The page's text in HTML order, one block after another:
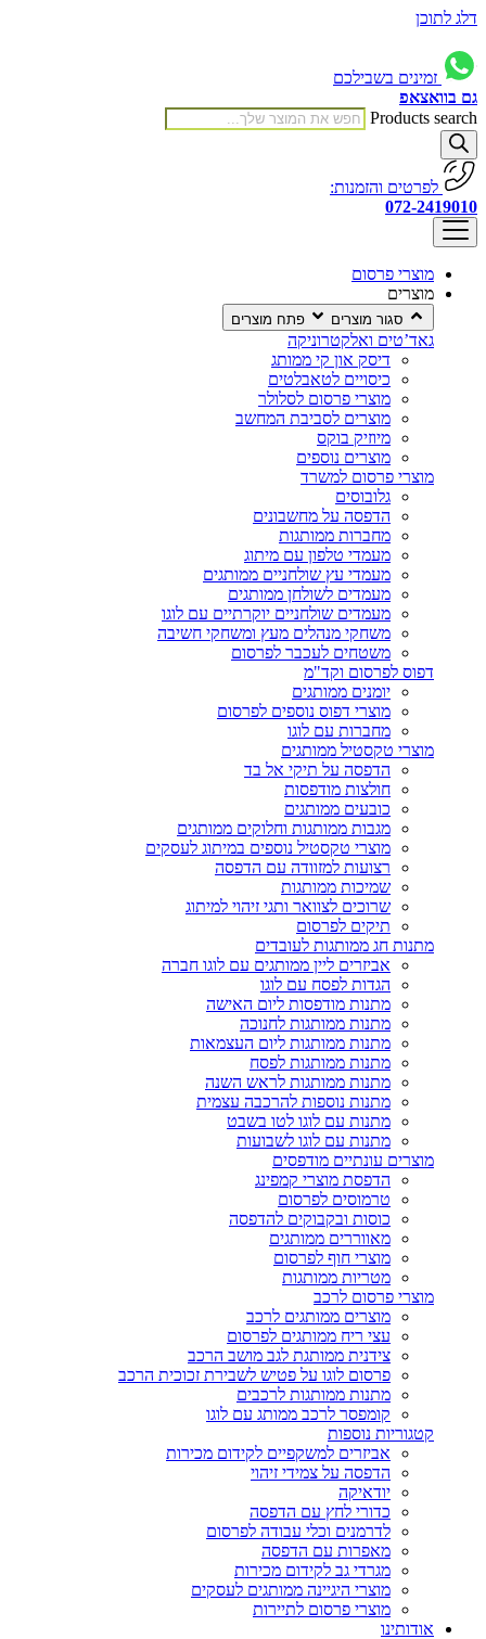
דלג לתוכן
זמינים בשבילכם
גם בוואצאפ
Products search
לפרטים והזמנות:
072-2419010
מוצרי פרסום
מוצרים
סגור מוצרים פתח מוצרים
גאד’טים ואלקטרוניקה
דיסק און קי ממותג
כיסויים לטאבלטים
מוצרי פרסום לסלולר
מוצרים לסביבת המחשב
מיוזיק בוקס
מוצרים נוספים
מוצרי פרסום למשרד
גלובוסים
הדפסה על מחשבונים
מחברות ממותגות
מעמדי טלפון עם מיתוג
מעמדי עץ שולחניים ממותגים
מעמדים לשולחן ממותגים
מעמדים שולחניים יוקרתיים עם לוגו
משחקי מנהלים מעץ ומשחקי חשיבה
משטחים לעכבר לפרסום
דפוס לפרסום וקד"מ
יומנים ממותגים
מוצרי דפוס נוספים לפרסום
מחברות עם לוגו
מוצרי טקסטיל ממותגים
הדפסה על תיקי אל בד
חולצות מודפסות
כובעים ממותגים
מגבות ממותגות וחלוקים ממותגים
מוצרי טקסטיל נוספים במיתוג לעסקים
רצועות למזוודה עם הדפסה
שמיכות ממותגות
שרוכים לצוואר ותגי זיהוי למיתוג
תיקים לפרסום
מתנות חג ממותגות לעובדים
אביזרים ליין ממותגים עם לוגו חברה
הגדות לפסח עם לוגו
מתנות מודפסות ליום האישה
מתנות ממותגות לחנוכה
מתנות ממותגות ליום העצמאות
מתנות ממותגות לפסח
מתנות ממותגות לראש השנה
מתנות נוספות להרכבה עצמית
מתנות עם לוגו לטו בשבט
מתנות עם לוגו לשבועות
מוצרים עונתיים מודפסים
הדפסת מוצרי קמפינג
טרמוסים לפרסום
כוסות ובקבוקים להדפסה
מאווררים ממותגים
מוצרי חוף לפרסום
מטריות ממותגות
מוצרי פרסום לרכב
מוצרים ממותגים לרכב
עצי ריח ממותגים לפרסום
צידנית ממותגת לגב מושב הרכב
פרסום לוגו על פטיש לשבירת זכוכית הרכב
מתנות ממותגות לרכבים
קומפסר לרכב ממותג עם לוגו
קטגוריות נוספות
אביזרים למשקפיים לקידום מכירות
הדפסה על צמידי זיהוי
יודאיקה
כדורי לחץ עם הדפסה
לדרמנים וכלי עבודה לפרסום
מאפרות עם הדפסה
מגרדי גב לקידום מכירות
מוצרי היגיינה ממותגים לעסקים
מוצרי פרסום לתיירות
אודותינו